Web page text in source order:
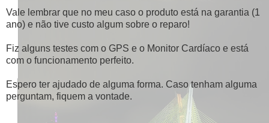
Vale lembrar que no meu caso o produto está na garantia (1
ano) e não tive custo algum sobre o reparo!
Fiz alguns testes com o GPS e o Monitor Cardíaco e está
com o funcionamento perfeito.
Espero ter ajudado de alguma forma. Caso tenham alguma
perguntam, fiquem a vontade.